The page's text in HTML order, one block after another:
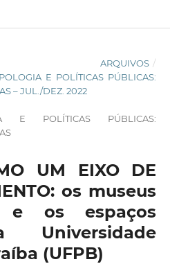
ARQUIVOS /
E POLÍTICAS PÚBLICAS:
– JUL./DEZ. 2022
E POLÍTICAS PÚBLICAS:
UM EIXO DE
os museus
e os espaços
Universidade
(UFPB)